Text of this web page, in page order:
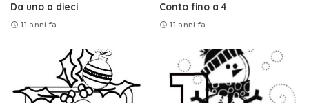
Da uno a dieci
11 anni fa
Conto fino a 4
11 anni fa